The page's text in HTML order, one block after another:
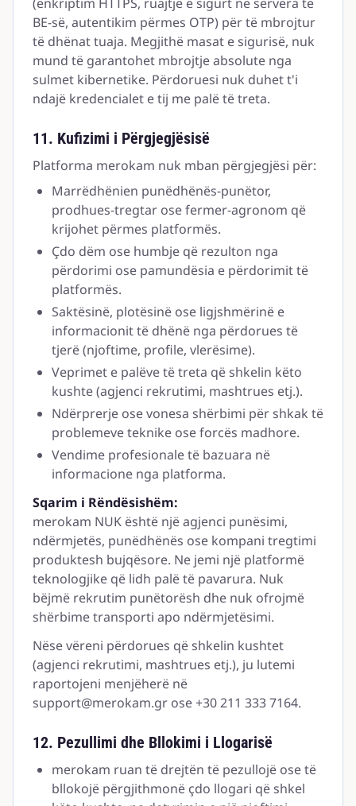
BE-së, autentikim përmes OTP) për të mbrojtur
të dhënat tuaja. Megjithë masat e sigurisë, nuk
mund të garantohet mbrojtje absolute nga
sulmet kibernetike. Përdoruesi nuk duhet t'i
ndajë kredencialet e tij me palë të treta.
11. Kufizimi i Përgjegjësisë
Platforma merokam nuk mban përgjegjësi për:
Marrëdhënien punëdhënës-punëtor,
prodhues-tregtar ose fermer-agronom që
krijohet përmes platformës.
Çdo dëm ose humbje që rezulton nga
përdorimi ose pamundësia e përdorimit të
platformës.
Saktësinë, plotësinë ose ligjshmërinë e
informacionit të dhënë nga përdorues të
tjerë (njoftime, profile, vlerësime).
Veprimet e palëve të treta që shkelin këto
kushte (agjenci rekrutimi, mashtrues etj.).
Ndërprerje ose vonesa shërbimi për shkak të
problemeve teknike ose forcës madhore.
Vendime profesionale të bazuara në
informacione nga platforma.
Sqarim i Rëndësishëm:
merokam NUK është një agjenci punësimi,
ndërmjetës, punëdhënës ose kompani tregtimi
produktesh bujqësore. Ne jemi një platformë
teknologjike që lidh palë të pavarura. Nuk
bëjmë rekrutim punëtorësh dhe nuk ofrojmë
shërbime transporti apo ndërmjetësimi.
Nëse vëreni përdorues që shkelin kushtet
(agjenci rekrutimi, mashtrues etj.), ju lutemi
raportojeni menjëherë në
support@merokam.gr ose +30 211 333 7164.
12. Pezullimi dhe Bllokimi i Llogarisë
merokam ruan të drejtën të pezullojë ose të
bllokojë përgjithmonë çdo llogari që shkel